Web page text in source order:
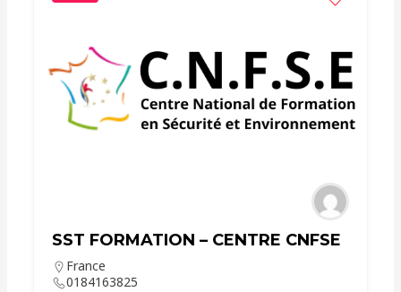
SST FORMATION – CENTRE CNFSE
France
0184163825